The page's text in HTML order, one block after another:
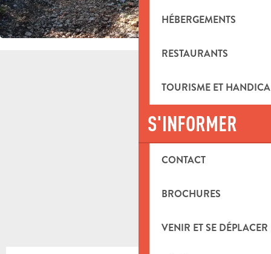
HÉBERGEMENTS
RESTAURANTS
TOURISME ET
S'INFORMER
CONTACT
BROCHURES
VENIR ET SE DÉPLACER